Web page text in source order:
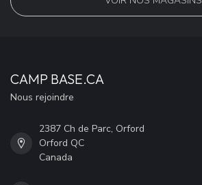
CAMP BASE.CA
Nous rejoindre
2387 Ch de Parc, Orford
Orford QC
Canada